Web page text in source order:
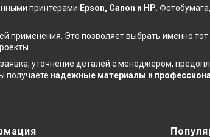
принтерами Epson, Canon и HP Фотобумага,
применения. Это позволяет выбрать именно
уточнение деталей с менеджером,
получаете надежные материалы и